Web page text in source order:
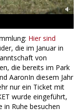
Hier sind
die im Januar in
von
die bereits im Park
AaronIn diesem Jahr
nur ein Ticket mit
wurde eingeführt,
in Ruhe besuchen